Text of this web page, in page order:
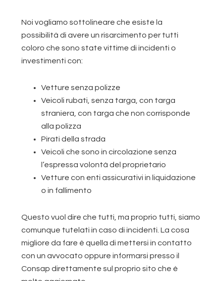
Noi vogliamo sottolineare che esiste la
possibilità di avere un risarcimento per tutti
coloro che sono state vittime di incidenti o
investimenti con:
Vetture senza polizze
Veicoli rubati, senza targa, con targa
straniera, con targa che non corrisponde
alla polizza
Pirati della strada
Veicoli che sono in circolazione senza
l’espressa volontà del proprietario
Vetture con enti assicurativi in liquidazione
o in fallimento
Questo vuol dire che tutti, ma proprio tutti, siamo
comunque tutelati in caso di incidenti. La cosa
migliore da fare è quella di mettersi in contatto
con un avvocato oppure informarsi presso il
Consap direttamente sul proprio sito che è